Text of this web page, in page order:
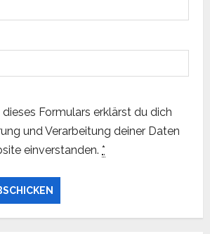
Formulars erklärst du dich
und Verarbeitung deiner Daten
einverstanden. *